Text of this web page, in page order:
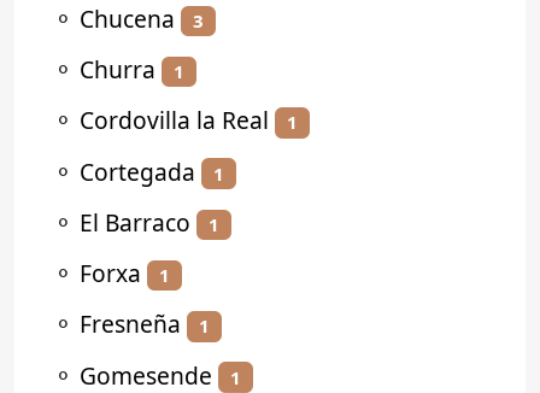
⚬ Chucena 3
⚬ Churra 1
⚬ Cordovilla la Real 1
⚬ Cortegada 1
⚬ El Barraco 1
⚬ Forxa 1
⚬ Fresneña 1
⚬ Gomesende 1